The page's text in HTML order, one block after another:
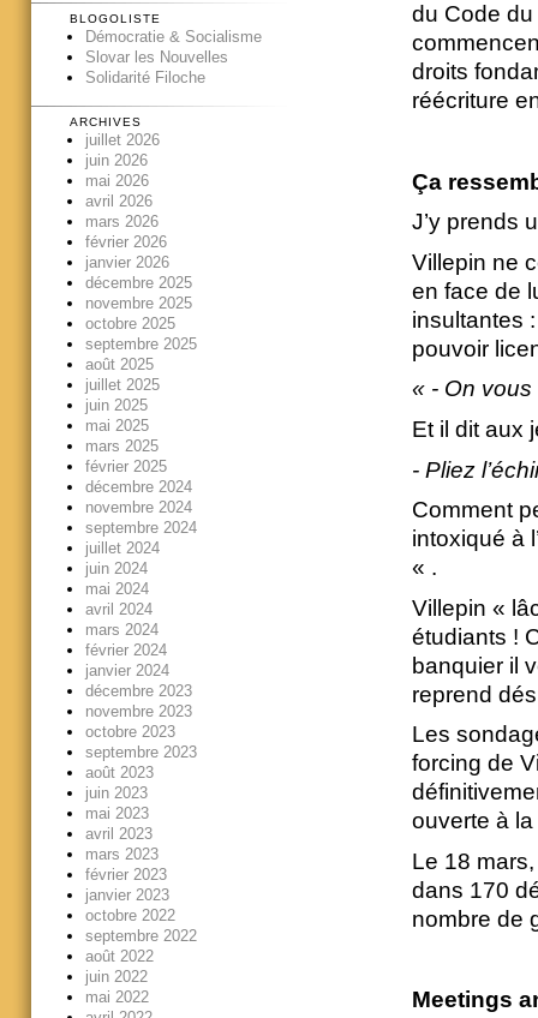
du Code
droits
réécriture
Ça
J’y prends
Villepin ne
en face de
insultantes
pouvoir
« - On
Et il dit aux
- Pliez
Comment
intoxiqué à
« .
Villepin «
étudiants !
banquier il
reprend
Les
forcing de
ouverte à
Le 18
dans 170
nombre de
Meetings
BLOGOLISTE
Démocratie & Socialisme
Slovar les Nouvelles
Solidarité Filoche
ARCHIVES
juillet 2026
juin 2026
mai 2026
avril 2026
mars 2026
février 2026
janvier 2026
décembre 2025
novembre 2025
octobre 2025
septembre 2025
août 2025
juillet 2025
juin 2025
mai 2025
mars 2025
février 2025
décembre 2024
novembre 2024
septembre 2024
juillet 2024
juin 2024
mai 2024
avril 2024
mars 2024
février 2024
janvier 2024
décembre 2023
novembre 2023
octobre 2023
septembre 2023
août 2023
juin 2023
mai 2023
avril 2023
mars 2023
février 2023
janvier 2023
octobre 2022
septembre 2022
août 2022
juin 2022
mai 2022